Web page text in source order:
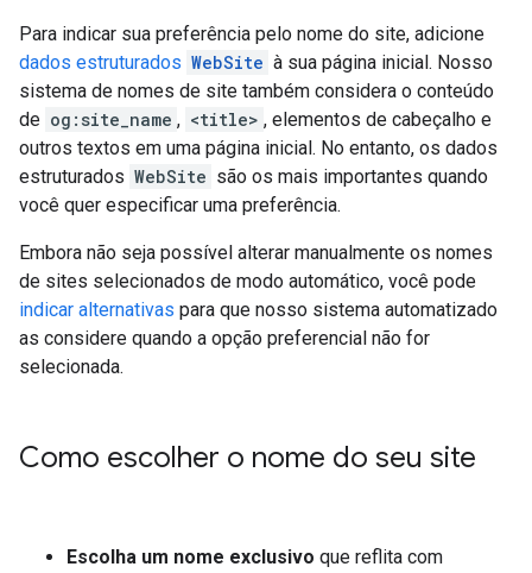
Para indicar sua preferência pelo nome do site, adicione
dados estruturados WebSite à sua página inicial. Nosso
sistema de nomes de site também considera o conteúdo
de og:site_name , <title> , elementos de cabeçalho e
outros textos em uma página inicial. No entanto, os dados
estruturados WebSite são os mais importantes quando
você quer especificar uma preferência.
Embora não seja possível alterar manualmente os nomes
de sites selecionados de modo automático, você pode
indicar alternativas para que nosso sistema automatizado
as considere quando a opção preferencial não for
selecionada.
Como escolher o nome do seu site
Escolha um nome exclusivo que reflita com